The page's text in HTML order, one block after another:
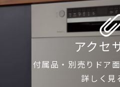
アクセ
付属品・別売りドア
詳しく